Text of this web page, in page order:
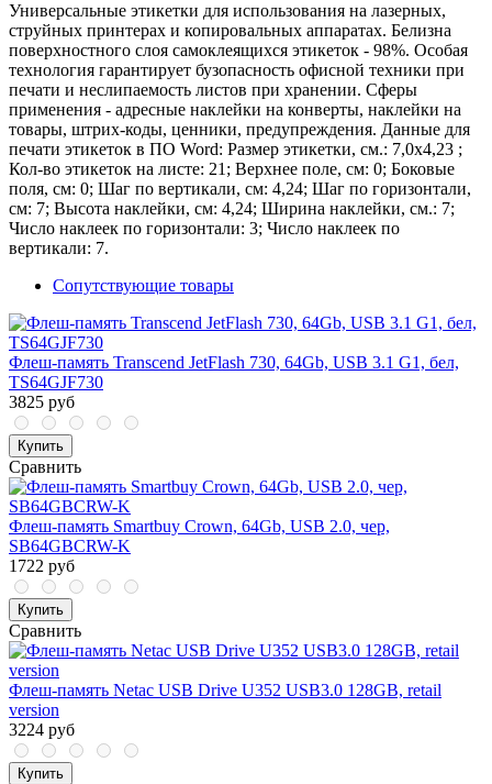
Универсальные этикетки для использования на лазерных,
струйных принтерах и копировальных аппаратах. Белизна
поверхностного слоя самоклеящихся этикеток - 98%. Особая
технология гарантирует бузопасность офисной техники при
печати и неслипаемость листов при хранении. Сферы
применения - адресные наклейки на конверты, наклейки на
товары, штрих-коды, ценники, предупреждения. Данные для
печати этикеток в ПО Word: Размер этикетки, см.: 7,0х4,23 ;
Кол-во этикеток на листе: 21; Верхнее поле, см: 0; Боковые
поля, см: 0; Шаг по вертикали, см: 4,24; Шаг по горизонтали,
см: 7; Высота наклейки, см: 4,24; Ширина наклейки, см.: 7;
Число наклеек по горизонтали: 3; Число наклеек по
вертикали: 7.
Сопутствующие товары
Флеш-память Transcend JetFlash 730, 64Gb, USB 3.1 G1, бел,
TS64GJF730
3825 руб
Купить
Сравнить
Флеш-память Smartbuy Crown, 64Gb, USB 2.0, чер,
SB64GBCRW-K
1722 руб
Купить
Сравнить
Флеш-память Netac USB Drive U352 USB3.0 128GB, retail
version
3224 руб
Купить